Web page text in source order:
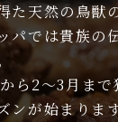
た天然の鳥獣
パでは貴族の
ら2～3月まで
ンが始まりま